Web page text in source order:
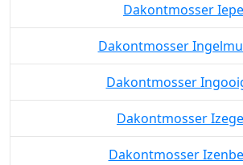
Dakontmosser
Dakontmosser
Dakontmosser
Dakontmosser
Dakontmosser